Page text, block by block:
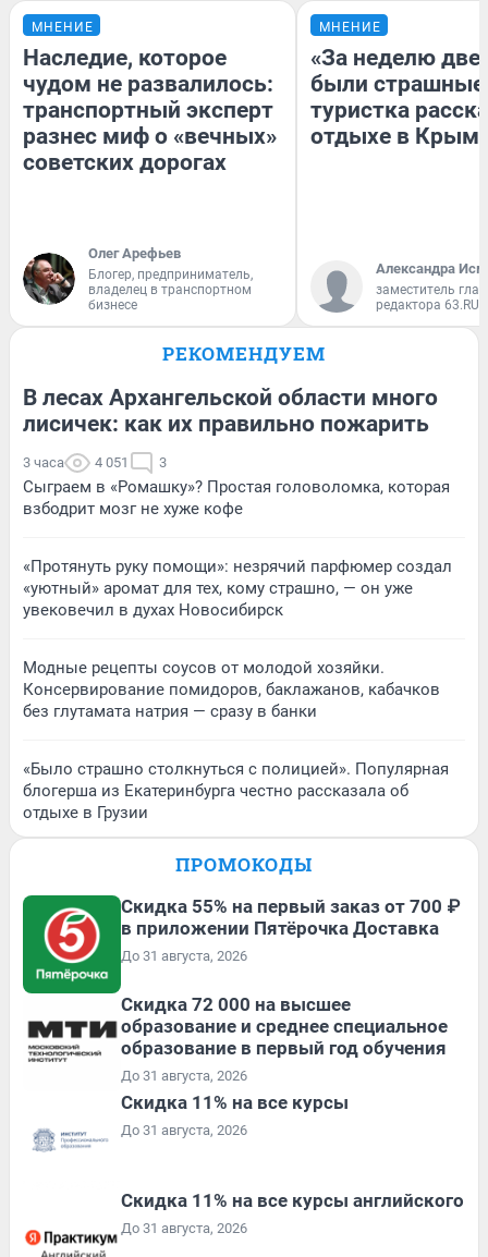
МНЕНИЕ
Наследие, которое
чудом не развалилось:
транспортный эксперт
разнес миф о «вечных»
советских дорогах
Олег Арефьев
Блогер, предприниматель,
владелец в транспортном
бизнесе
МНЕНИЕ
«За неделю две
были
туристка
отдыхе в
Александра
заместитель
редактора 63.RU
РЕКОМЕНДУЕМ
В лесах Архангельской области много
лисичек: как их правильно пожарить
3 часа 4 051 3
Сыграем в «Ромашку»? Простая головоломка, которая
взбодрит мозг не хуже кофе
«Протянуть руку помощи»: незрячий парфюмер создал
«уютный» аромат для тех, кому страшно, — он уже
увековечил в духах Новосибирск
Модные рецепты соусов от молодой хозяйки.
Консервирование помидоров, баклажанов, кабачков
без глутамата натрия — сразу в банки
«Было страшно столкнуться с полицией». Популярная
блогерша из Екатеринбурга честно рассказала об
отдыхе в Грузии
ПРОМОКОДЫ
Скидка 55% на первый заказ от 700 ₽
в приложении Пятёрочка Доставка
До 31 августа, 2026
Скидка 72 000 на высшее
образование и среднее специальное
образование в первый год обучения
До 31 августа, 2026
Скидка 11% на все курсы
До 31 августа, 2026
Скидка 11% на все курсы английского
До 31 августа, 2026